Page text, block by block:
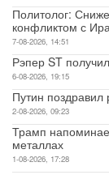
Политолог:
конфликтом с
7-08-2026, 14:51
Рэпер ST
6-08-2026, 19:15
Путин
2-08-2026, 09:23
Трамп
металлах
1-08-2026, 17:28